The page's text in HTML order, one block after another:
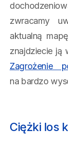
zwracamy
aktualną
znajdziecie ją
Zagrożenie
na bardzo
Ciężki los